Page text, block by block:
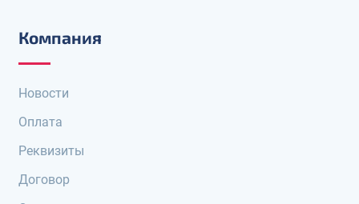
Компания
Новости
Оплата
Реквизиты
Договор